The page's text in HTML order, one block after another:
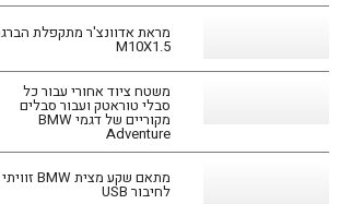
מראת אדוונצ'ר מתקפלת
M10X1.5
משטח ציוד אחורי עבור כל
סבלי טוראטק ועבור סבלים
מקוריים של דגמי BMW
Adventure
מתאם שקע מצית BMW זוויתי
לחיבור USB